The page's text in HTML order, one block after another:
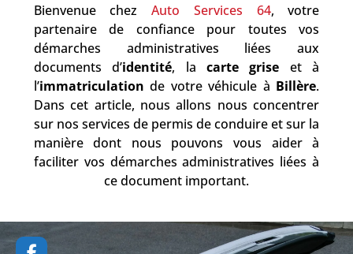
Bienvenue chezAuto Services 64, votre
partenaire de confiance pour toutes vos
démarches administratives liées aux
documents d’identité, la carte grise et à
l’immatriculation de votre véhicule à Billère.
Dans cet article, nous allons nous concentrer
sur nos services de permis de conduire et sur la
manière dont nous pouvons vous aider à
faciliter vos démarches administratives liées à
ce document important.